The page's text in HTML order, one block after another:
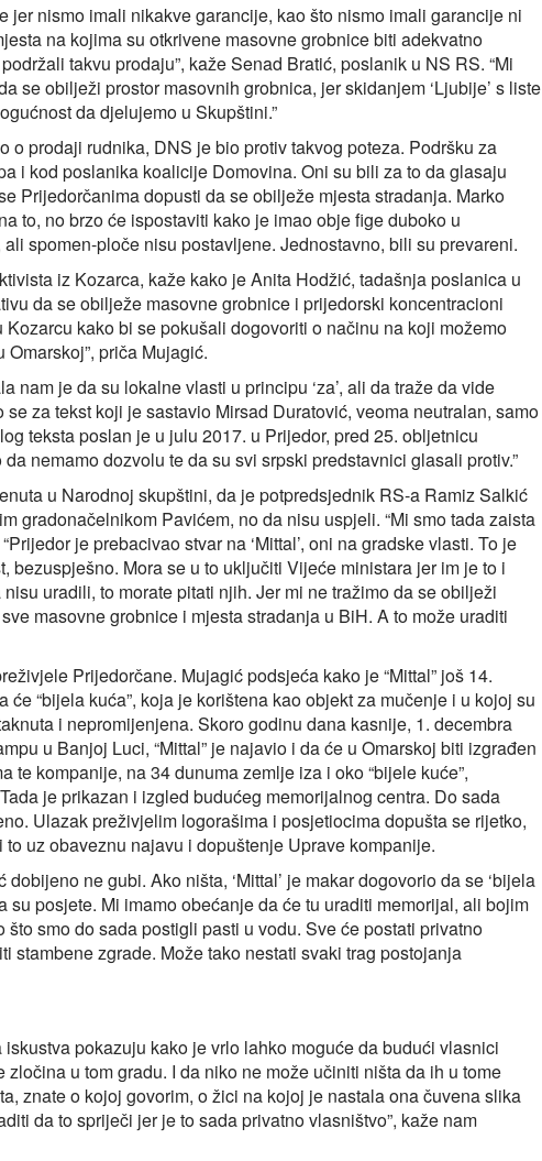
jer nismo imali nikakve garancije, kao što nismo imali garancije ni
na kojima su otkrivene masovne grobnice biti adekvatno
takvu prodaju”, kaže Senad Bratić, poslanik u NS RS. “Mi
se obilježi prostor masovnih grobnica, jer skidanjem ‘Ljubije’ s liste
da djelujemo u Skupštini.”
o prodaji rudnika, DNS je bio protiv takvog poteza. Podršku za
i kod poslanika koalicije Domovina. Oni su bili za to da glasaju
Prijedorčanima dopusti da se obilježe mjesta stradanja. Marko
to, no brzo će ispostaviti kako je imao obje fige duboko u
spomen-ploče nisu postavljene. Jednostavno, bili su prevareni.
iz Kozarca, kaže kako je Anita Hodžić, tadašnja poslanica u
da se obilježe masovne grobnice i prijedorski koncentracioni
Kozarcu kako bi se pokušali dogovoriti o načinu na koji možemo
priča Mujagić.
nam je da su lokalne vlasti u principu ‘za’, ali da traže da vide
za tekst koji je sastavio Mirsad Duratović, veoma neutralan, samo
teksta poslan je u julu 2017. u Prijedor, pred 25. obljetnicu
nemamo dozvolu te da su svi srpski predstavnici glasali protiv.”
u Narodnoj skupštini, da je potpredsjednik RS-a Ramiz Salkić
gradonačelnikom Pavićem, no da nisu uspjeli. “Mi smo tada zaista
je prebacivao stvar na ‘Mittal’, oni na gradske vlasti. To je
bezuspješno. Mora se u to uključiti Vijeće ministara jer im je to i
uradili, to morate pitati njih. Jer mi ne tražimo da se obilježi
masovne grobnice i mjesta stradanja u BiH. A to može uraditi
Prijedorčane. Mujagić podsjeća kako je “Mittal” još 14.
“bijela kuća”, koja je korištena kao objekt za mučenje i u kojoj su
i nepromijenjena. Skoro godinu dana kasnije, 1. decembra
u Banjoj Luci, “Mittal” je najavio i da će u Omarskoj biti izgrađen
te kompanije, na 34 dunuma zemlje iza i oko “bijele kuće”,
je prikazan i izgled budućeg memorijalnog centra. Do sada
Ulazak preživjelim logorašima i posjetiocima dopušta se rijetko,
uz obaveznu najavu i dopuštenje Uprave kompanije.
ne gubi. Ako ništa, ‘Mittal’ je makar dogovorio da se ‘bijela
su posjete. Mi imamo obećanje da će tu uraditi memorijal, ali bojim
smo do sada postigli pasti u vodu. Sve će postati privatno
stambene zgrade. Može tako nestati svaki trag postojanja
pokazuju kako je vrlo lahko moguće da budući vlasnici
zločina u tom gradu. I da niko ne može učiniti ništa da ih u tome
znate o kojoj govorim, o žici na kojoj je nastala ona čuvena slika
da to spriječi jer je to sada privatno vlasništvo”, kaže nam